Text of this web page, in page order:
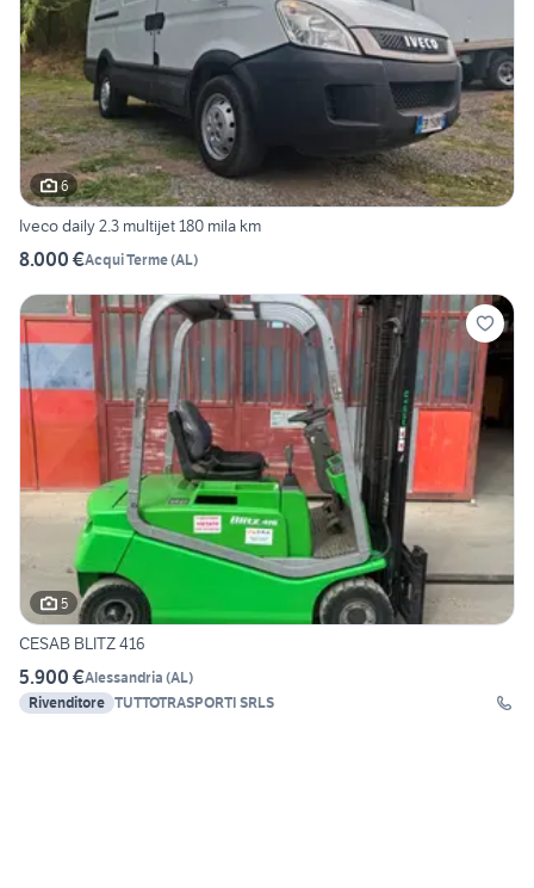
6
Iveco daily 2.3 multijet 180 mila km
8.000 €Acqui Terme(AL)
5
CESAB BLITZ 416
5.900 €Alessandria (AL)
Rivenditore TUTTOTRASPORTI SRLS